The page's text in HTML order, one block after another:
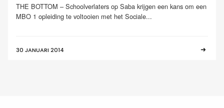
THE BOTTOM – Schoolverlaters op Saba krijgen een kans om een
MBO 1 opleiding te voltooien met het Sociale...
30 JANUARI 2014